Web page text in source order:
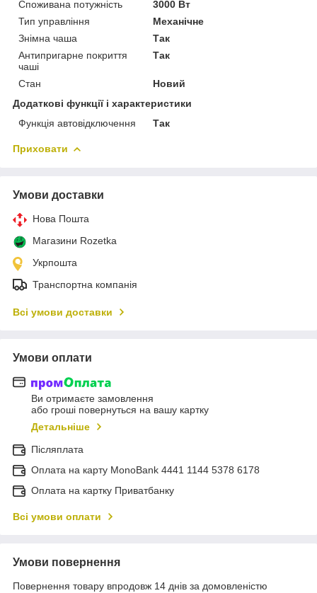
Споживана потужність
3000 Вт
Тип управління
Механічне
Знімна чаша
Так
Антипригарне покриття
чаші
Так
Стан
Новий
Додаткові функції і характеристики
Функція автовідключення
Так
Приховати
Умови доставки
Нова Пошта
Магазини Rozetka
Укрпошта
Транспортна компанія
Всі умови доставки
Умови оплати
Ви отримаєте замовлення
або гроші повернуться на вашу картку
Детальніше
Післяплата
Оплата на карту MonoBank 4441 1144 5378 6178
Оплата на картку Приватбанку
Всі умови оплати
Умови повернення
Повернення товару впродовж 14 днів за домовленістю